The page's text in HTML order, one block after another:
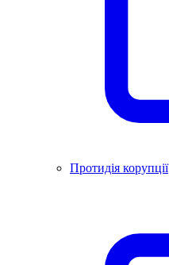
Протидія корупції